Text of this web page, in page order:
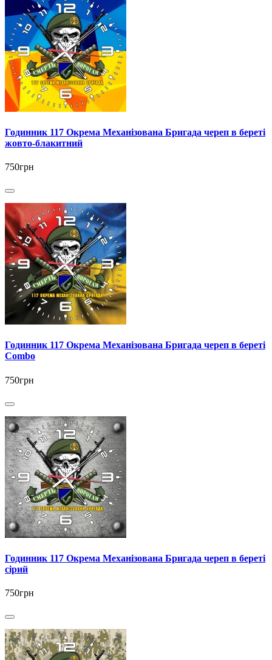
Годинник 117 Окрема Механізована Бригада череп в береті
жовто-блакитний
750грн
Годинник 117 Окрема Механізована Бригада череп в береті
Combo
750грн
Годинник 117 Окрема Механізована Бригада череп в береті
сірий
750грн